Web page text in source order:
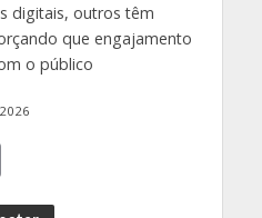
digitais, outros têm
que engajamento
o público
C
o